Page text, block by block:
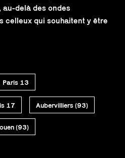
delà des ondes
celleux qui souhaitent y être
Paris 13
17 Aubervilliers (93)
(93)